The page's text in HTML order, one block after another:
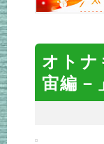
オトナ
宙編－